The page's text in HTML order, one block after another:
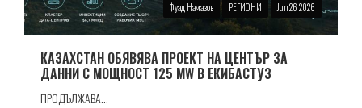
Фуад Намазов РЕГИОНИ Jun 26 2026
КАЗАХСТАН ОБЯВЯВА ПРОЕКТ НА ЦЕНТЪР ЗА
ДАННИ С МОЩНОСТ 125 MW В ЕКИБАСТУЗ
ПРОДЪЛЖАВА...